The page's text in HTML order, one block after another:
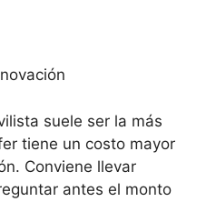
suele ser la más
tiene un costo mayor
Conviene llevar
antes el monto